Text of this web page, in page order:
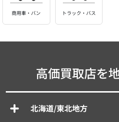
商用車・バン トラック・バス
高価買取店を
北海道/東北地方